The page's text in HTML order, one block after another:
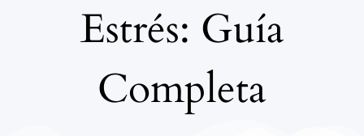
Estrés: Guía
Completa